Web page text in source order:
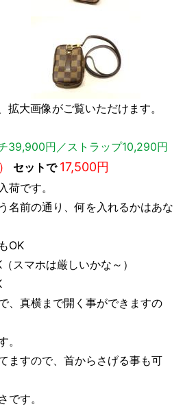
大画像がご覧いただけます。
39,900円／ストラップ10,290円
セットで 17,500円
荷です。
名前の通り、何を入れるかはあな
OK
スマホは厳しいかな～）
、真横まで開く事ができますの
。
ますので、首からさげる事も可
です。